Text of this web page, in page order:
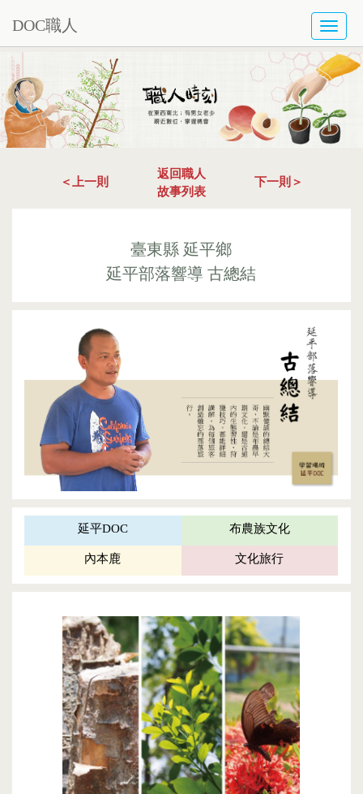
DOC職人
＜上一則
返回職人
故事列表
下一則＞
臺東縣 延平鄉
延平部落響導 古總結
延平DOC 布農族文化
內本鹿 文化旅行